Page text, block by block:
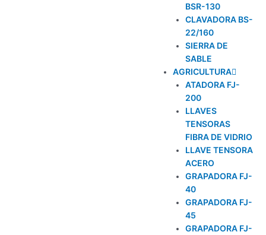
BSR-130
CLAVADORA BS-
22/160
SIERRA DE
SABLE
AGRICULTURA
ATADORA FJ-
200
LLAVES
TENSORAS
FIBRA DE VIDRIO
LLAVE TENSORA
ACERO
GRAPADORA FJ-
40
GRAPADORA FJ-
45
GRAPADORA FJ-